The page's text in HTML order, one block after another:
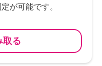
が可能です。
取る